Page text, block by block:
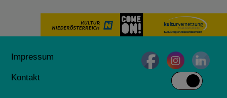
Impressum
Kontakt